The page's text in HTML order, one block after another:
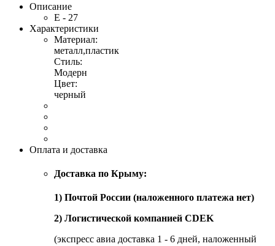
Описание
Е - 27
Характеристики
Материал:
металл,пластик
Стиль:
Модерн
Цвет:
черный
Оплата и доставка
Доставка по Крыму:
1) Почтой России (наложенного платежа нет)
2) Логистической компанией CDEK
(экспресс авиа доставка 1 - 6 дней, наложенный